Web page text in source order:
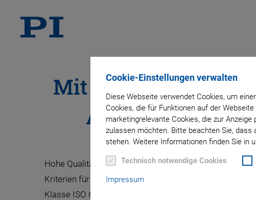
Cookie-Einstellungen verwalten
Diese Webseite verwendet Cookies, um
Cookies, die für Funktionen auf der
marketingrelevante Cookies, die zur
zulassen möchten. Bitte beachten Sie,
stehen. Weitere Informationen finden Sie in
Technisch notwendige Cookies
Impressum
Mit fortschrittlichen
Hohe Qualität der Produkte, sichere Lieferung, flexible
Kriterien für den Kundenerfolg. Unsere Fähigkeiten
Klasse ISO 6 und ein modernes